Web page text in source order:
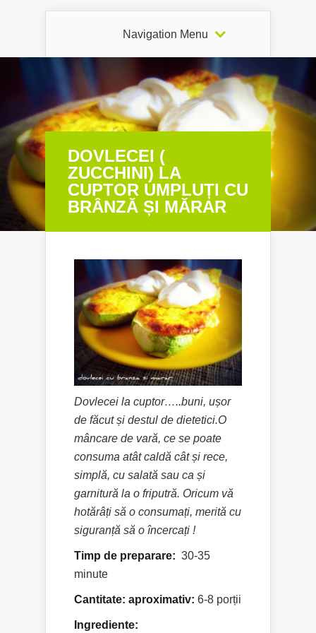
Navigation Menu
DOVLECEI (
ZUCCHINI) LA
CUPTOR UMPLUȚI CU
BRÂNZĂ ȘI MĂRAR
Dovlecei la cuptor…..buni, ușor
de făcut și destul de dietetici.O
mâncare de vară, ce se poate
consuma atât caldă cât și rece,
simplă, cu salată sau ca și
garnitură la o friputră. Oricum vă
hotărâți să o consumați, merită cu
siguranță să o încercați !
Timp de preparare: 30-35
minute
Cantitate: aproximativ: 6-8 porții
Ingrediente: